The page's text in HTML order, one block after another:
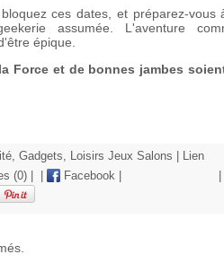
ces dates, et préparez-vous
assumée. L'aventure
épique.
Force et de bonnes jambes
, Gadgets, Loisirs Jeux Salons
Lien
(0) Facebook